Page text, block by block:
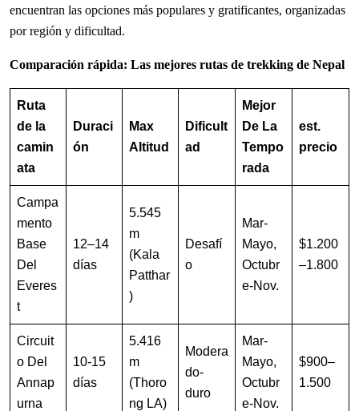
encuentran las opciones más populares y gratificantes, organizadas
por región y dificultad.
Comparación rápida: Las mejores rutas de trekking de Nepal
Ruta
de la
camin
ata
Duraci
ón
Max
Altitud
Dificult
ad
Mejor
De La
Tempo
rada
est.
precio
Campa
mento
Base
Del
Everes
t
12–14
días
5.545
m
(Kala
Patthar
)
Desafí
o
Mar-
Mayo,
Octubr
e-Nov.
$1.200
–1.800
Circuit
o Del
Annap
urna
10-15
días
5.416
m
(Thoro
ng LA)
Modera
do-
duro
Mar-
Mayo,
Octubr
e-Nov.
$900–
1.500